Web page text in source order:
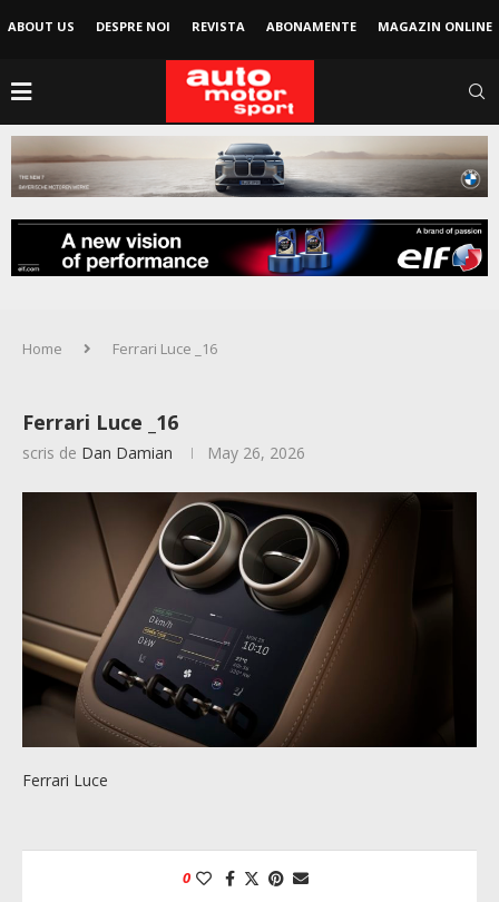
ABOUT US DESPRE NOI REVISTA ABONAMENTE MAGAZIN ONLINE
Home Ferrari Luce _16
Ferrari Luce _16
scris de Dan Damian May 26, 2026
Ferrari Luce
0